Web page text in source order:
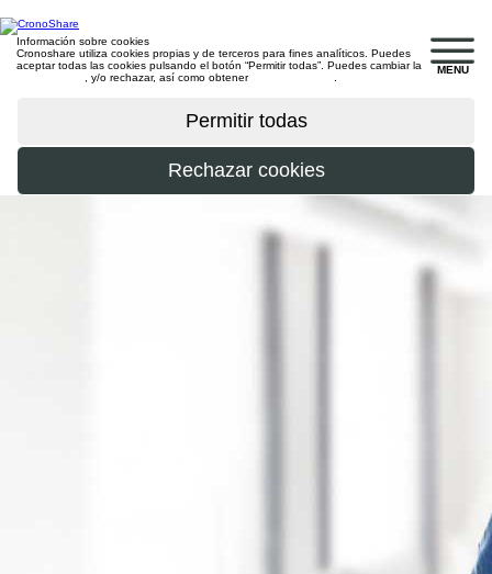
MENU
Información sobre cookies
Cronoshare utiliza cookies propias y de terceros para fines analíticos. Puedes
aceptar todas las cookies pulsando el botón “Permitir todas”. Puedes cambiar la
, y/o rechazar, así como obtener